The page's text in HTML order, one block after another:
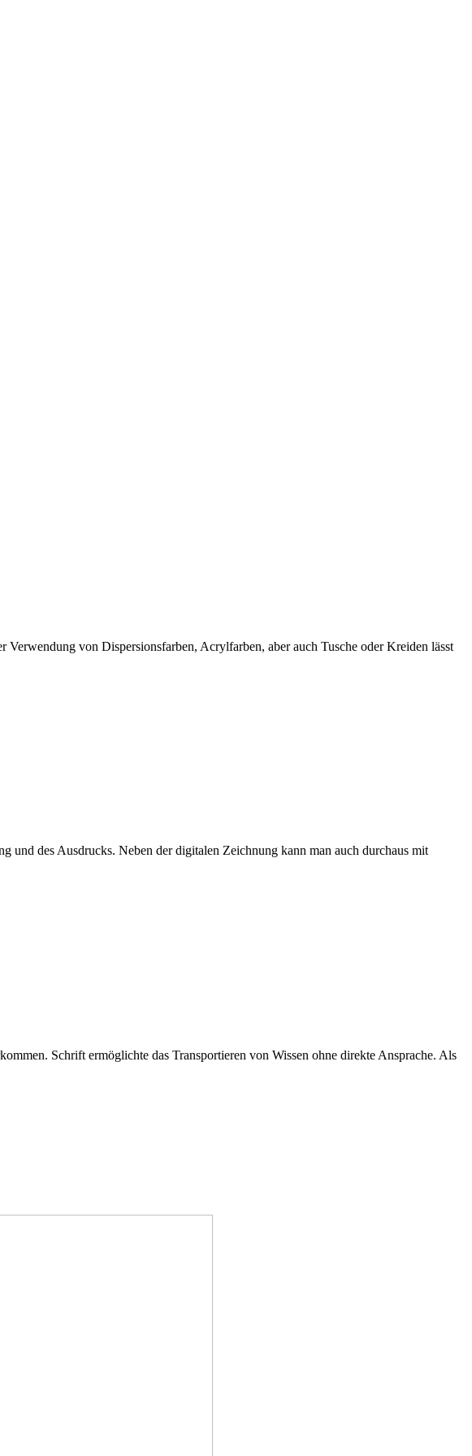
von Dispersionsfarben, Acrylfarben, aber auch Tusche oder Kreiden lässt
und des Ausdrucks. Neben der digitalen Zeichnung kann man auch durchaus mit
Schrift ermöglichte das Transportieren von Wissen ohne direkte Ansprache. Als